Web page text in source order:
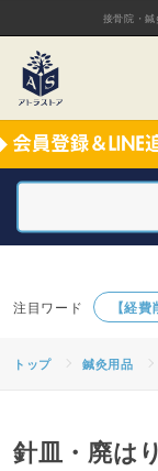
接骨院・
【経
トップ 鍼灸用品
針皿・廃は